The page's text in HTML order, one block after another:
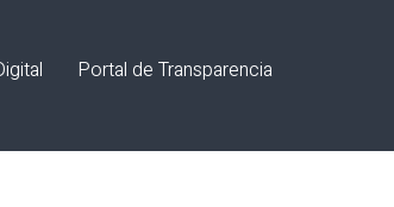
Portal de Transparencia